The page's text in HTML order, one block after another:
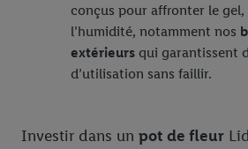
conçus pour affronter le gel,
l’humidité, notamment nos
extérieurs qui garantissent
d’utilisation sans faillir.
Investir dans un pot de fleur